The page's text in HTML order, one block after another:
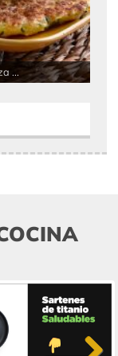
...